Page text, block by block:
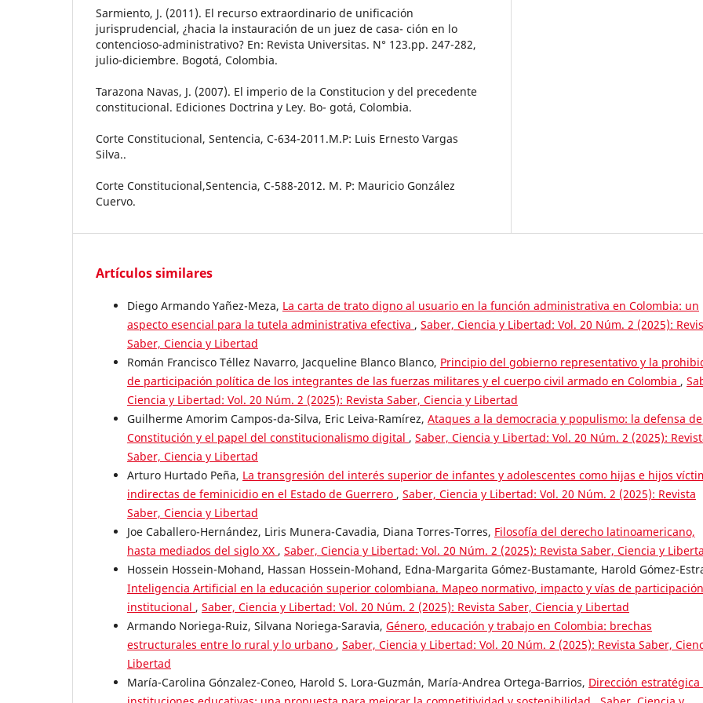
Sarmiento, J. (2011). El recurso extraordinario de unificación
jurisprudencial, ¿hacia la instauración de un juez de casa- ción en lo
contencioso-administrativo? En: Revista Universitas. N° 123.pp. 247-282,
julio-diciembre. Bogotá, Colombia.
Tarazona Navas, J. (2007). El imperio de la Constitucion y del precedente
constitucional. Ediciones Doctrina y Ley. Bo- gotá, Colombia.
Corte Constitucional, Sentencia, C-634-2011.M.P: Luis Ernesto Vargas
Silva..
Corte Constitucional,Sentencia, C-588-2012. M. P: Mauricio González
Cuervo.
Artículos similares
Diego Armando Yañez-Meza, La carta de trato digno al usuario en la función administrativa en Colombia: un
aspecto esencial para la tutela administrativa efectiva , Saber, Ciencia y Libertad: Vol. 20 Núm. 2 (2025):
Saber, Ciencia y Libertad
Román Francisco Téllez Navarro, Jacqueline Blanco Blanco, Principio del gobierno representativo y la
de participación política de los integrantes de las fuerzas militares y el cuerpo civil armado en Colombia ,
Ciencia y Libertad: Vol. 20 Núm. 2 (2025): Revista Saber, Ciencia y Libertad
Guilherme Amorim Campos-da-Silva, Eric Leiva-Ramírez, Ataques a la democracia y populismo: la defensa
Constitución y el papel del constitucionalismo digital , Saber, Ciencia y Libertad: Vol. 20 Núm. 2 (2025):
Saber, Ciencia y Libertad
Arturo Hurtado Peña, La transgresión del interés superior de infantes y adolescentes como hijas e hijos
indirectas de feminicidio en el Estado de Guerrero , Saber, Ciencia y Libertad: Vol. 20 Núm. 2 (2025): Revista
Saber, Ciencia y Libertad
Joe Caballero-Hernández, Liris Munera-Cavadia, Diana Torres-Torres, Filosofía del derecho latinoamericano,
hasta mediados del siglo XX , Saber, Ciencia y Libertad: Vol. 20 Núm. 2 (2025): Revista Saber, Ciencia y
Hossein Hossein-Mohand, Hassan Hossein-Mohand, Edna-Margarita Gómez-Bustamante, Harold Gómez-
Inteligencia Artificial en la educación superior colombiana. Mapeo normativo, impacto y vías de participación
institucional , Saber, Ciencia y Libertad: Vol. 20 Núm. 2 (2025): Revista Saber, Ciencia y Libertad
Armando Noriega-Ruiz, Silvana Noriega-Saravia, Género, educación y trabajo en Colombia: brechas
estructurales entre lo rural y lo urbano , Saber, Ciencia y Libertad: Vol. 20 Núm. 2 (2025): Revista Saber,
Libertad
María-Carolina Gónzalez-Coneo, Harold S. Lora-Guzmán, María-Andrea Ortega-Barrios, Dirección estratégica